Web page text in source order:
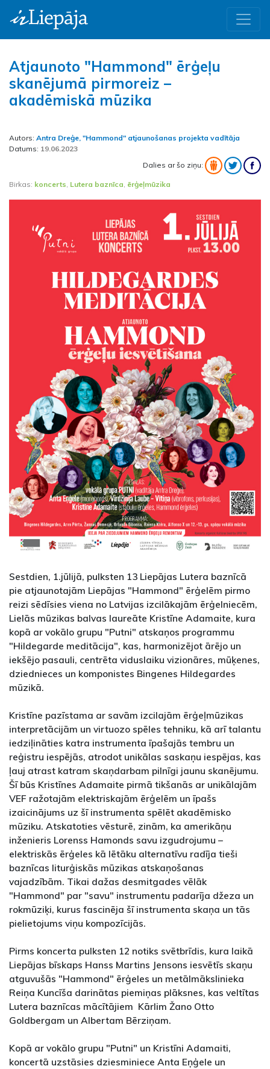
Atjaunoto "Hammond" ērģeļu
skanējumā pirmoreiz –
akadēmiskā mūzika
Autors: Antra Dreģe, "Hammond" atjaunošanas projekta vadītāja
Datums: 19.06.2023
Dalies ar šo ziņu:
Birkas: koncerts Lutera baznīca ērģeļmūzika
Sestdien, 1.jūlijā, pulksten 13 Liepājas Lutera baznīcā
pie atjaunotajām Liepājas "Hammond" ērģelēm pirmo
reizi sēdīsies viena no Latvijas izcilākajām ērģelniecēm,
Lielās mūzikas balvas laureāte Kristīne Adamaite, kura
kopā ar vokālo grupu "Putni" atskaņos programmu
"Hildegarde meditācija", kas, harmonizējot ārējo un
iekšējo pasauli, centrēta viduslaiku vizionāres, mūķenes,
dziednieces un komponistes Bingenes Hildegardes
mūzikā.
Kristīne pazīstama ar savām izcilajām ērģeļmūzikas
interpretācijām un virtuozo spēles tehniku, kā arī talantu
iedziļināties katra instrumenta īpašajās tembru un
reģistru iespējās, atrodot unikālas saskaņu iespējas, kas
ļauj atrast katram skaņdarbam pilnīgi jaunu skanējumu.
Šī būs Kristīnes Adamaite pirmā tikšanās ar unikālajām
VEF ražotajām elektriskajām ērģelēm un īpašs
izaicinājums uz šī instrumenta spēlēt akadēmisko
mūziku. Atskatoties vēsturē, zinām, ka amerikāņu
inženieris Lorenss Hamonds savu izgudrojumu –
elektriskās ērģeles kā lētāku alternatīvu radīja tieši
baznīcas liturģiskās mūzikas atskaņošanas
vajadzībām. Tikai dažas desmitgades vēlāk
"Hammond" par "savu" instrumentu padarīja džeza un
rokmūziķi, kurus fascinēja šī instrumenta skaņa un tās
pielietojums viņu kompozīcijās.
Pirms koncerta pulksten 12 notiks svētbrīdis, kura laikā
Liepājas bīskaps Hanss Martins Jensons iesvētīs skaņu
atguvušās "Hammond" ērģeles un metālmākslinieka
Reiņa Kuncīša darinātas piemiņas plāksnes, kas veltītas
Lutera baznīcas mācītājiem Kārlim Žano Otto
Goldbergam un Albertam Bērziņam.
Kopā ar vokālo grupu "Putni" un Kristīni Adamaiti,
koncertā uzstāsies dziesminiece Anta Eņģele un